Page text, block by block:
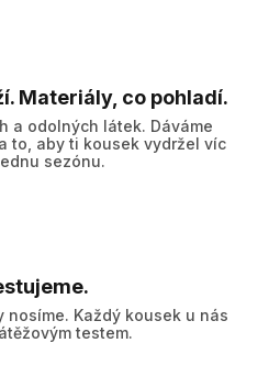
Materiály, co pohladí.
a odolných látek. Dáváme
to, aby ti kousek vydržel víc
sezónu.
nosíme. Každý kousek u nás
testem.